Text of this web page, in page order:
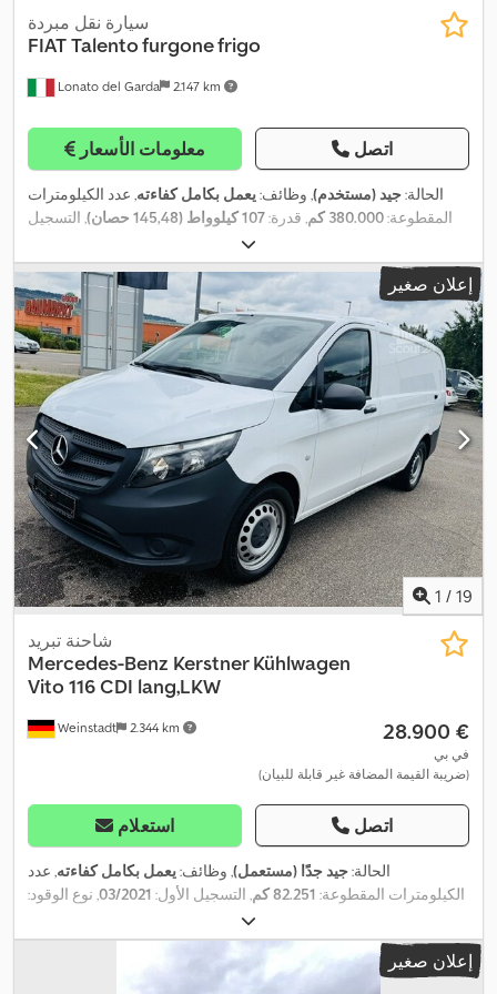
Lonato del Garda 2.147 km
سيارة نقل مبردة
FIATTalento furgone frigo
معلومات الأسعار اتصل
الحالة:جيد (مستخدم), وظائف:يعمل بكامل كفاءته, عدد الكيلومترات
المقطوعة:380.000 كم , قدرة:107 كيلوواط (145,48 حصان)
, التسجيل
ديزل, الوزن الإجمالي:
القادم (TÜV):10/2025 , لون:أبيض, نوع التروس:ميكانيكي, فئة الانبعاثات:
يورو 5
, سنة الصنع: 2017, معدات:تكييف الهواء, قفل مركزي, نظام
الفرامل المانعة للانغلاق (ABS),
إعلان صغير
1 / 19
Weinstadt 2.344 km
شاحنة تبريد
Mercedes-Benz Kerstner Kühlwagen
Vito 116 CDI lang,LKW
‏28.900 €
في بي
(ضريبة القيمة المضافة غير قابلة للبيان)
استعلام اتصل
الحالة:جيد جدًا (مستعمل), وظائف:يعمل بكامل كفاءته, عدد
الكيلومترات المقطوعة: 82.251 كم , التسجيل الأول: 03/2021, نوع الوقود:
, الوزن الأقصى للحمولة:
03/2027
, وقود:ديزل, سعة خزان الوقود:57 ل , لون:أبيض, فئة الانبعاثات:
يورو 6 دي
, عدد المقاعد: , الارتفاع الكلي:
, طول مساحة التحميل:
إعلان صغير